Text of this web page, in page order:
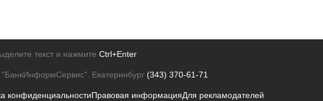
текст и нажмите Ctrl+Enter
Екатеринбург (343) 370-61-71
конфиденциальностиПравовая информацияДля рекламодателей